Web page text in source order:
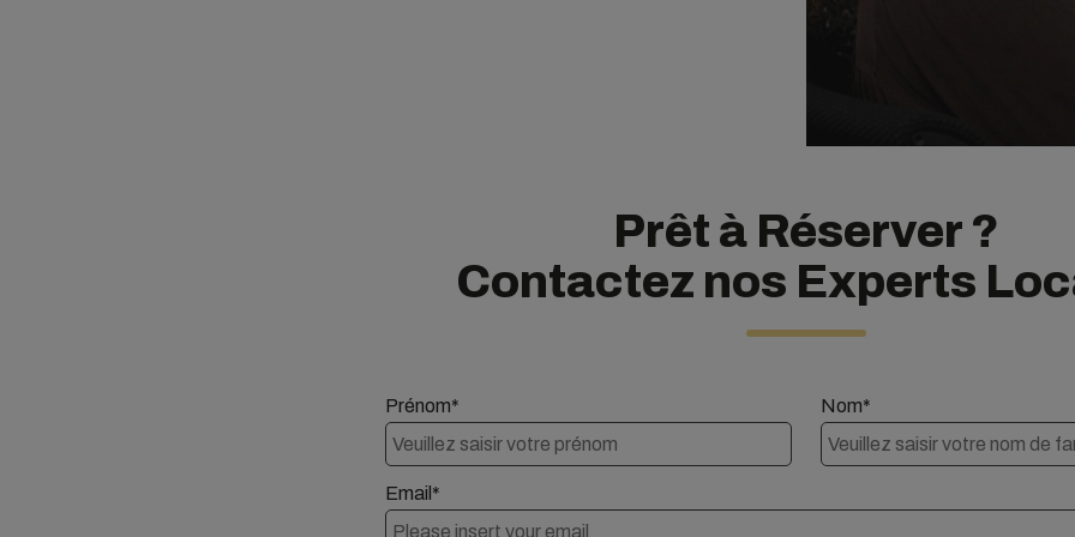
Prêt à Réserver ?
Contactez nos Experts
Prénom* Nom*
Email*